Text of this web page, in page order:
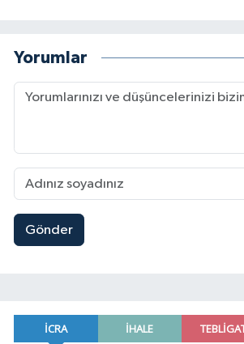
Yorumlar
Gönder